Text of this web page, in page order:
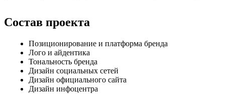
Состав проекта
Позиционирование и платформа бренда
Лого и айдентика
Тональность бренда
Дизайн социальных сетей
Дизайн официального сайта
Дизайн инфоцентра